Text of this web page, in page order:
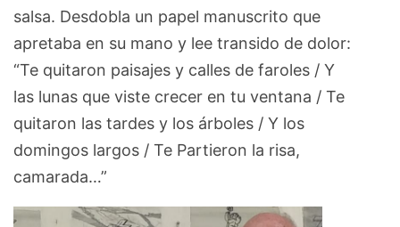
salsa. Desdobla un papel manuscrito que
apretaba en su mano y lee transido de dolor:
“Te quitaron paisajes y calles de faroles / Y
las lunas que viste crecer en tu ventana / Te
quitaron las tardes y los árboles / Y los
domingos largos / Te Partieron la risa,
camarada…”